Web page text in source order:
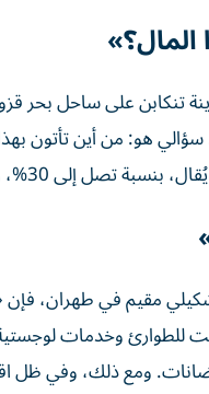
في مدينة تنكابن على
مليون مشارك. سؤالي هو: من أين
النهاية، الناس هم مَن يدفع الثمن».
وهو فنان تشكيلي مقيم في
للطوارئ وخدمات
ومع ذلك، وفي